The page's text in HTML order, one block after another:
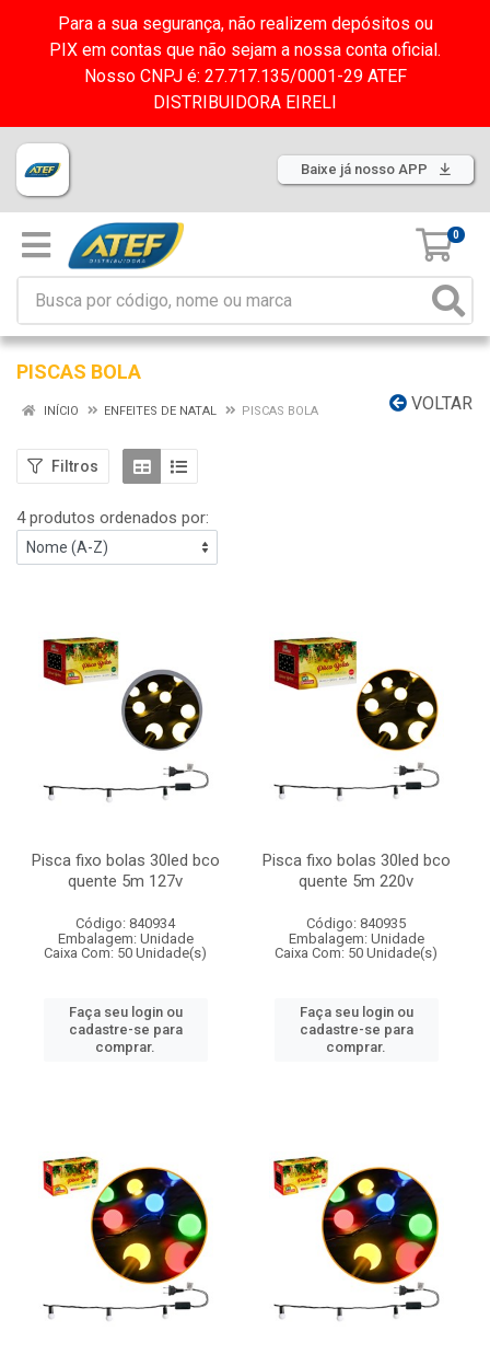
Para a sua segurança, não realizem depósitos ou
PIX em contas que não sejam a nossa conta oficial.
Nosso CNPJ é: 27.717.135/0001-29 ATEF
DISTRIBUIDORA EIRELI
Baixe já nosso APP
0
PISCAS BOLA
VOLTAR
INÍCIO ENFEITES DE NATAL PISCAS BOLA
Filtros
4 produtos ordenados por:
Pisca fixo bolas 30led bco
quente 5m 127v
Código: 840934
Embalagem: Unidade
Caixa Com: 50 Unidade(s)
Faça seu login ou
cadastre-se para
comprar.
Pisca fixo bolas 30led bco
quente 5m 220v
Código: 840935
Embalagem: Unidade
Caixa Com: 50 Unidade(s)
Faça seu login ou
cadastre-se para
comprar.